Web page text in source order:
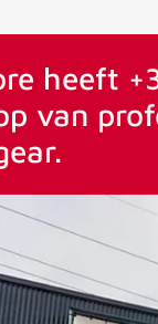
ervaring Vanaf
heeft
van